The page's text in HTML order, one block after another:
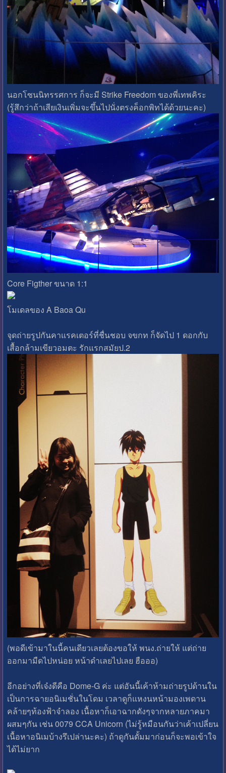
นอกโซนนิทรรศการ ก็จะมี Strike Freedom ของพี่เทพคิระ
(รู้สึกว่าถ้าเสียเงินเพิ่มจะขึ้นไปนั่งตรงค็อกพิทได้ด้วยนะคะ)
Core Figther ขนาด 1:1
โมเดลของ A Baoa Qu
จุดถ่ายรูปกันคาแรคเตอร์ที่ชื่นชอบ จขกท ก็จัดไป 1 ดอกกับ
เสื้อกล้ามเขียวอมตะ รักแรกสมัยป.2
(พอดีเข้ามาในนี้คนเดียวเลยต้องขอให้ พนง.ถ่ายให้ แต่ถ่าย
ออกมามืดไปหน่อย หน้าดำเลยไปเลย ฮือออ)
อีกอย่างที่เจ๋งดีคือ Dome-G ค่ะ แต่อันนี้เค้าห้ามถ่ายรูปด้านใน
เป็นการฉายอนิเมชั่นในโดม เวลาดูก็แหงนหน้ามองเพดาน
คล้ายๆท้องฟ้าจำลอง เนื้อหาก็เอาฉากดังๆจากหลายภาคมา
ผสมๆกัน เช่น 0079 CCA Unicorn (ไม่รู้หมือนกันว่าเค้าเปลี่ยน
เนื้อหาอนิเมบ้างรึเปล่านะคะ) ถ้าดูกันดั้มมาก่อนก็จะพอเข้าใจ
ได้ไม่ยาก